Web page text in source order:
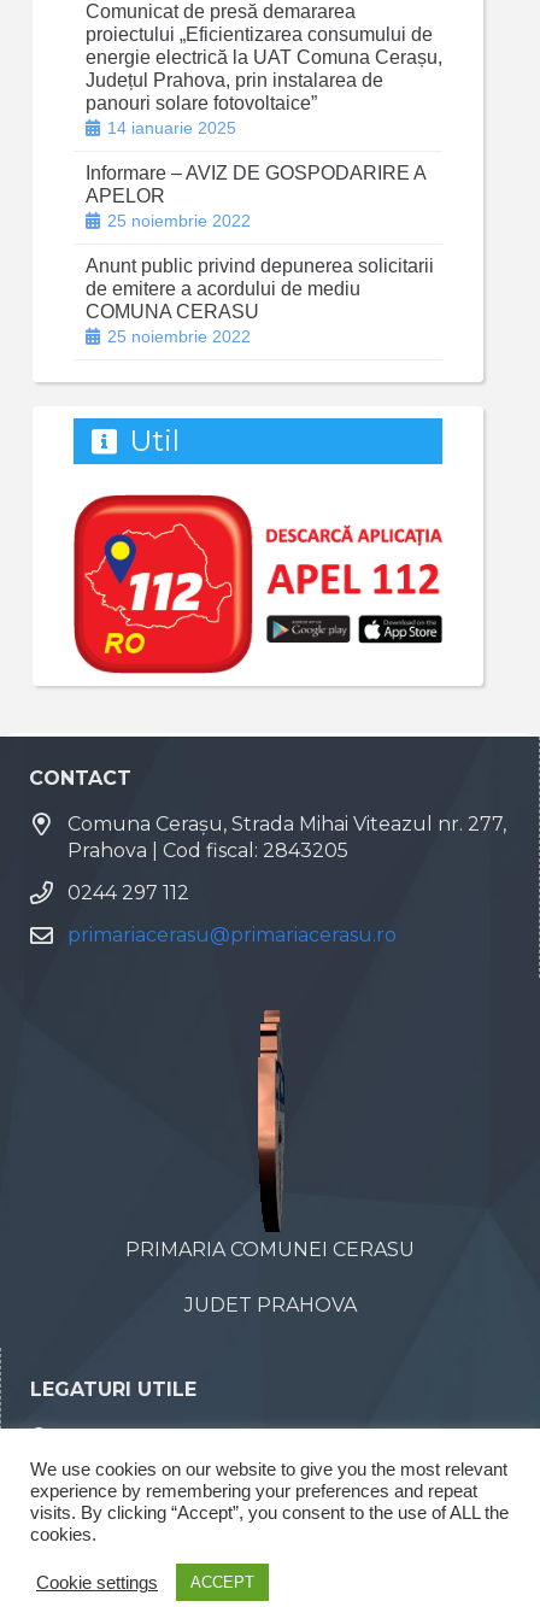
Comunicat de presă demararea
proiectului „Eficientizarea consumului de
energie electrică la UAT Comuna Cerașu,
Județul Prahova, prin instalarea de
panouri solare fotovoltaice”
14 ianuarie 2025
Informare – AVIZ DE GOSPODARIRE A
APELOR
25 noiembrie 2022
Anunt public privind depunerea solicitarii
de emitere a acordului de mediu
COMUNA CERASU
25 noiembrie 2022
Util
CONTACT
Comuna Cerașu, Strada Mihai Viteazul nr. 277,
Prahova | Cod fiscal: 2843205
0244 297 112
primariacerasu@primariacerasu.ro
PRIMARIA COMUNEI CERASU
JUDET PRAHOVA
LEGATURI UTILE
Declaratii de interese
Rapoarte legea 52/2003
We use cookies on our website to give you the most relevant
experience by remembering your preferences and repeat
visits. By clicking “Accept”, you consent to the use of ALL the
cookies.
Cookie settings ACCEPT